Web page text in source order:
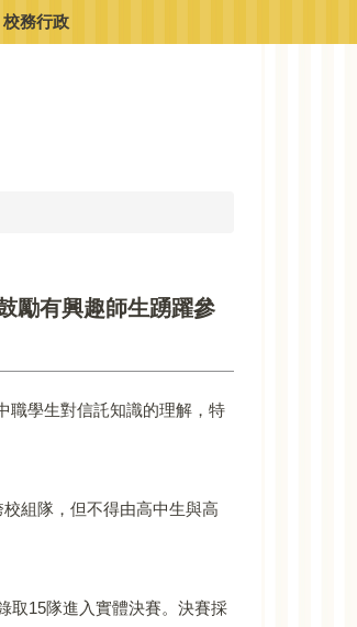
校務行政
勵有興趣師生踴躍參
職學生對信託知識的理解，特
組隊，但不得由高中生與高
取15隊進入實體決賽。決賽採